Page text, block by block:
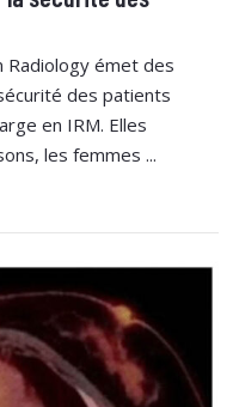
Radiology émet des
des patients
en IRM. Elles
les femmes ...